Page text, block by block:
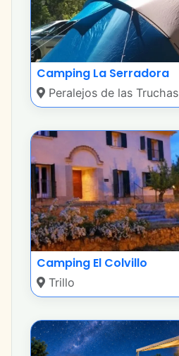
Camping La Serradora
Peralejos de las Truchas
Camping El Colvillo
Trillo